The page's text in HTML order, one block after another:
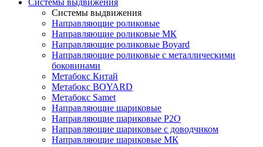
Системы выдвижения
Системы выдвижения
Направляющие роликовые
Направляющие роликовые МК
Направляющие роликовые Boyard
Направляющие роликовые с металлическими
боковинами
Метабокс Китай
Метабокс BOYARD
Метабокс Samet
Направляющие шариковые
Направляющие шариковые P2O
Направляющие шариковые с доводчиком
Направляющие шариковые МК